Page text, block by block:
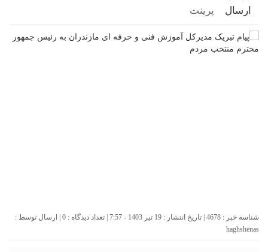
ارسال پرینت
شناسه خبر : 4678 | تاریخ انتشار : 19 تیر 1403 - 7:57 | تعداد دیدگاه : 0 | ارسال توسط :
haghshenas